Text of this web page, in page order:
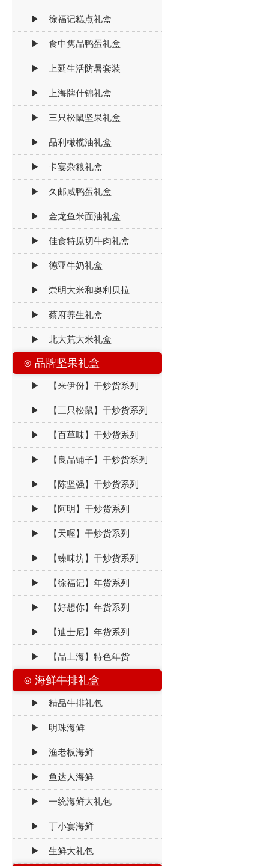
▶ 徐福记糕点礼盒
▶ 食中隽品鸭蛋礼盒
▶ 上延生活防暑套装
▶ 上海牌什锦礼盒
▶ 三只松鼠坚果礼盒
▶ 品利橄榄油礼盒
▶ 卡宴杂粮礼盒
▶ 久邮咸鸭蛋礼盒
▶ 金龙鱼米面油礼盒
▶ 佳食特原切牛肉礼盒
▶ 德亚牛奶礼盒
▶ 崇明大米和奥利贝拉
▶ 蔡府养生礼盒
▶ 北大荒大米礼盒
⊙ 品牌坚果礼盒
▶ 【来伊份】干炒货系列
▶ 【三只松鼠】干炒货系列
▶ 【百草味】干炒货系列
▶ 【良品铺子】干炒货系列
▶ 【陈坚强】干炒货系列
▶ 【阿明】干炒货系列
▶ 【天喔】干炒货系列
▶ 【臻味坊】干炒货系列
▶ 【徐福记】年货系列
▶ 【好想你】年货系列
▶ 【迪士尼】年货系列
▶ 【品上海】特色年货
⊙ 海鲜牛排礼盒
▶ 精品牛排礼包
▶ 明珠海鲜
▶ 渔老板海鲜
▶ 鱼达人海鲜
▶ 一统海鲜大礼包
▶ 丁小宴海鲜
▶ 生鲜大礼包